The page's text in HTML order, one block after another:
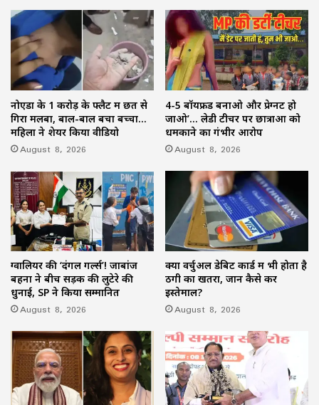
नोएडा के 1 करोड़ के फ्लैट में छत से
गिरा मलबा, बाल-बाल बचा बच्चा…
महिला ने शेयर किया वीडियो
August 8, 2026
4-5 बॉयफ्रेंड बनाओ और प्रेग्नेंट हो
जाओ’… लेडी टीचर पर छात्राओं को
धमकाने का गंभीर आरोप
August 8, 2026
ग्वालियर की ‘दंगल गर्ल्स’! जाबांज
बहनों ने बीच सड़क की लुटेरे की
धुनाई, SP ने किया सम्मानित
August 8, 2026
क्या वर्चुअल डेबिट कार्ड में भी होता है
ठगी का खतरा, जानें कैसे करें
इस्तेमाल?
August 8, 2026